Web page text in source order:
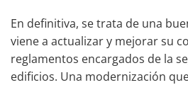
En definitiva, se trata de una
viene a actualizar y mejorar su
reglamentos encargados de la
edificios. Una modernización